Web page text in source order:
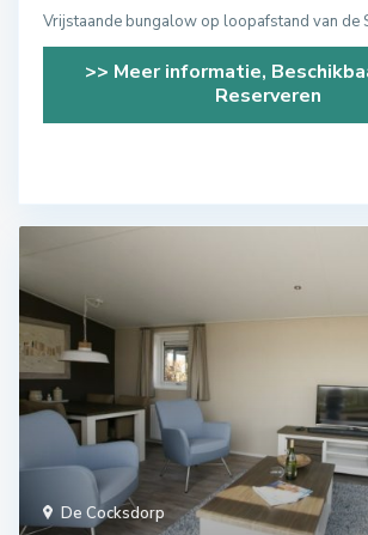
Vrijstaande bungalow op loopafstand van de
>> Meer informatie,
Reserveren
De Cocksdorp